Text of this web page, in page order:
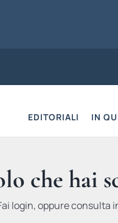
EDITORIALI IN
che hai
login, oppure consulta